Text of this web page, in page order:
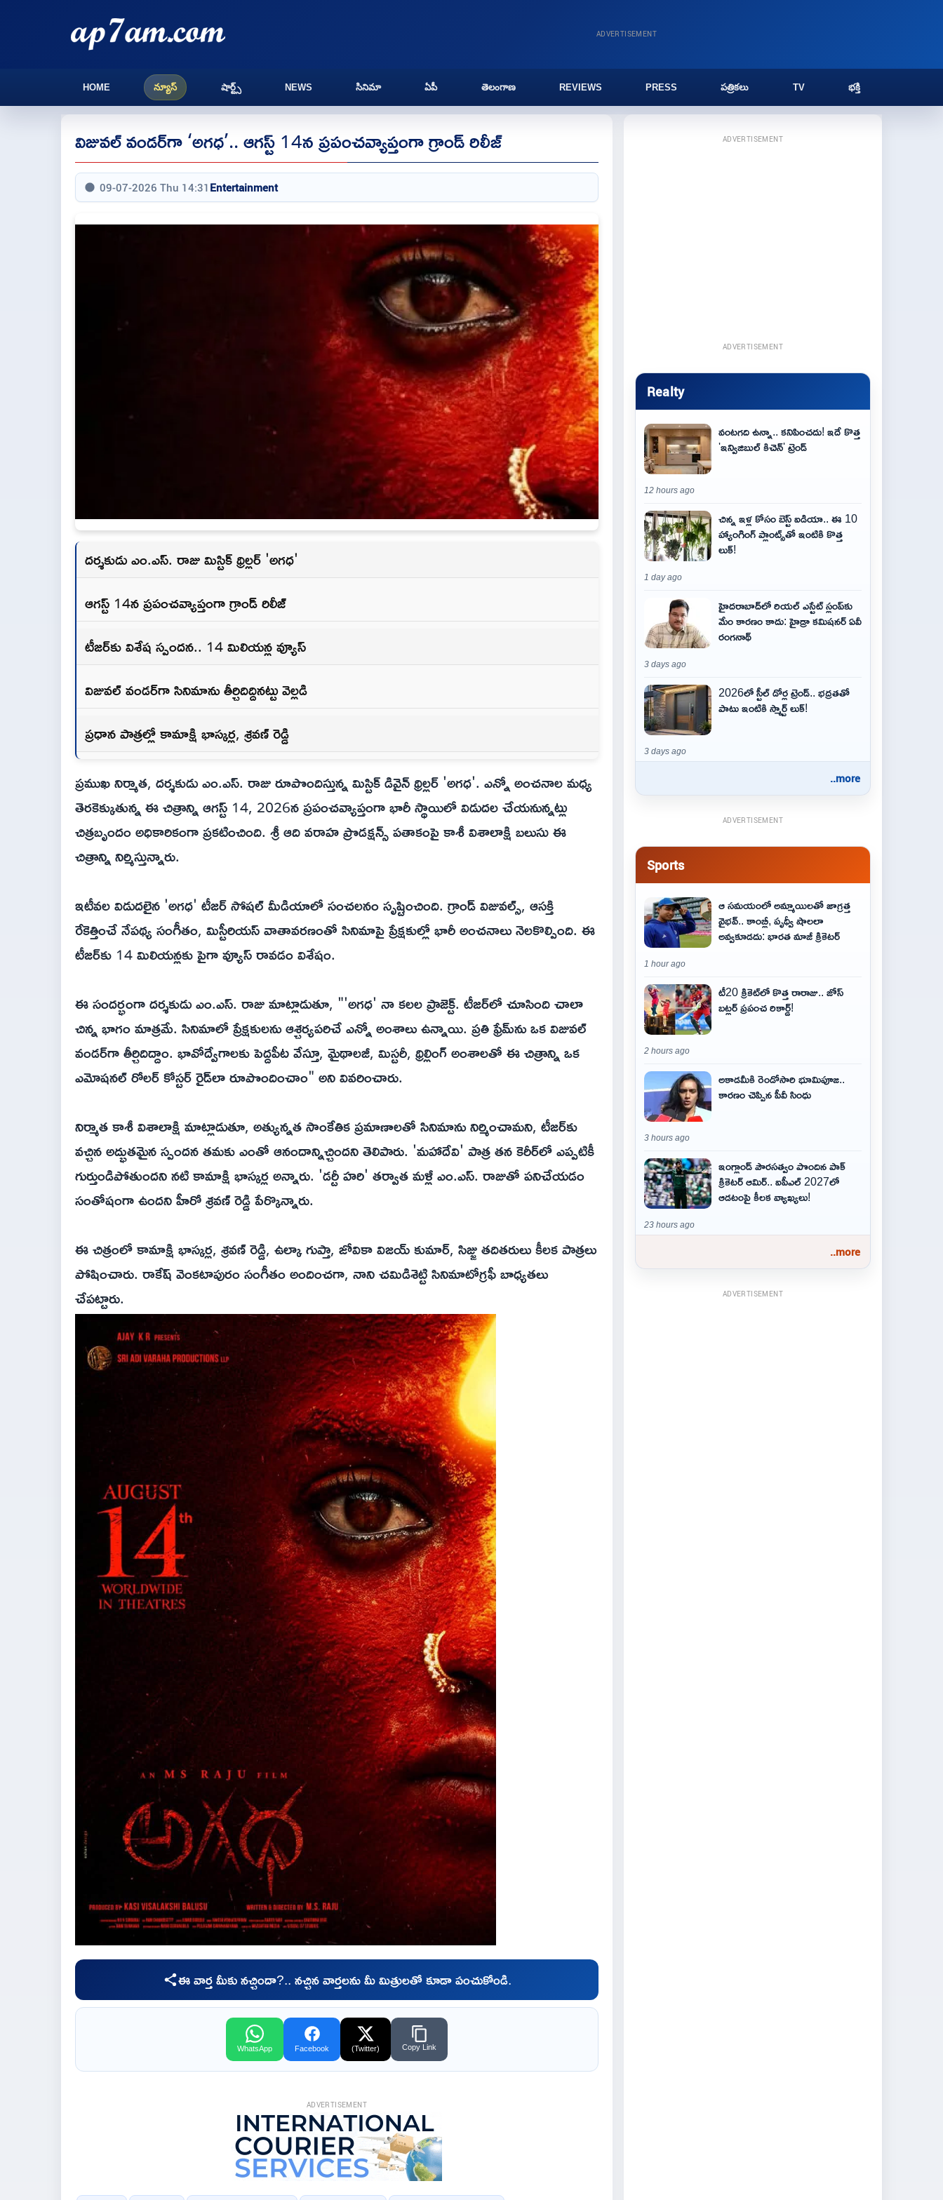
ADVERTISEMENT
HOME న్యూస్ షార్ట్స్ NEWS సినిమా ఏపీ తెలంగాణ REVIEWS PRESS పత్రికలు TV భక్తి
విజువల్ వండర్‌గా ‘అగధ’.. ఆగస్ట్ 14న ప్రపంచవ్యాప్తంగా గ్రాండ్ రిలీజ్
09-07-2026 Thu 14:31 Entertainment
దర్శకుడు ఎం.ఎస్. రాజు మిస్టిక్ థ్రిల్లర్ 'అగధ'
ఆగస్ట్ 14న ప్రపంచవ్యాప్తంగా గ్రాండ్ రిలీజ్
టీజర్‌కు విశేష స్పందన.. 14 మిలియన్ల వ్యూస్
విజువల్ వండర్‌గా సినిమాను తీర్చిదిద్దినట్టు వెల్లడి
ప్రధాన పాత్రల్లో కామాక్షి భాస్కర్ల, శ్రవణ్ రెడ్డి
ప్రముఖ నిర్మాత, దర్శకుడు ఎం.ఎస్. రాజు రూపొందిస్తున్న మిస్టిక్ డివైన్ థ్రిల్లర్ 'అగధ'. ఎన్నో అంచనాల మధ్య
తెరకెక్కుతున్న ఈ చిత్రాన్ని ఆగస్ట్ 14, 2026న ప్రపంచవ్యాప్తంగా భారీ స్థాయిలో విడుదల చేయనున్నట్లు
చిత్రబృందం అధికారికంగా ప్రకటించింది. శ్రీ ఆది వరాహ ప్రొడక్షన్స్ పతాకంపై కాశీ విశాలాక్షి బలుసు ఈ
చిత్రాన్ని నిర్మిస్తున్నారు.
ఇటీవల విడుదలైన 'అగధ' టీజర్ సోషల్ మీడియాలో సంచలనం సృష్టించింది. గ్రాండ్ విజువల్స్, ఆసక్తి
రేకెత్తించే నేపథ్య సంగీతం, మిస్టీరియస్ వాతావరణంతో సినిమాపై ప్రేక్షకుల్లో భారీ అంచనాలు నెలకొల్పింది. ఈ
టీజర్‌కు 14 మిలియన్లకు పైగా వ్యూస్ రావడం విశేషం.
ఈ సందర్భంగా దర్శకుడు ఎం.ఎస్. రాజు మాట్లాడుతూ, "'అగధ' నా కలల ప్రాజెక్ట్. టీజర్‌లో చూసింది చాలా
చిన్న భాగం మాత్రమే. సినిమాలో ప్రేక్షకులను ఆశ్చర్యపరిచే ఎన్నో అంశాలు ఉన్నాయి. ప్రతి ఫ్రేమ్‌ను ఒక విజువల్
వండర్‌గా తీర్చిదిద్దాం. భావోద్వేగాలకు పెద్దపీట వేస్తూ, మైథాలజీ, మిస్టరీ, థ్రిల్లింగ్ అంశాలతో ఈ చిత్రాన్ని ఒక
ఎమోషనల్ రోలర్ కోస్టర్ రైడ్‌లా రూపొందించాం" అని వివరించారు.
నిర్మాత కాశీ విశాలాక్షి మాట్లాడుతూ, అత్యున్నత సాంకేతిక ప్రమాణాలతో సినిమాను నిర్మించామని, టీజర్‌కు
వచ్చిన అద్భుతమైన స్పందన తమకు ఎంతో ఆనందాన్నిచ్చిందని తెలిపారు. 'మహాదేవి' పాత్ర తన కెరీర్‌లో ఎప్పటికీ
గుర్తుండిపోతుందని నటి కామాక్షి భాస్కర్ల అన్నారు. 'డర్టీ హరి' తర్వాత మళ్లీ ఎం.ఎస్. రాజుతో పనిచేయడం
సంతోషంగా ఉందని హీరో శ్రవణ్ రెడ్డి పేర్కొన్నారు.
ఈ చిత్రంలో కామాక్షి భాస్కర్ల, శ్రవణ్ రెడ్డి, ఉల్కా గుప్తా, జోవికా విజయ్ కుమార్, సిజ్జు తదితరులు కీలక పాత్రలు
పోషించారు. రాకేష్ వెంకటాపురం సంగీతం అందించగా, నాని చమిడిశెట్టి సినిమాటోగ్రఫీ బాధ్యతలు
చేపట్టారు.
ఈ వార్త మీకు నచ్చిందా?.. నచ్చిన వార్తలను మీ మిత్రులతో కూడా పంచుకోండి.
WhatsApp Facebook (Twitter) Copy Link
ADVERTISEMENT
ADVERTISEMENT
ADVERTISEMENT
Realty
వంటగది ఉన్నా.. కనిపించదు! ఇదే కొత్త
'ఇన్విజిబుల్ కిచెన్' ట్రెండ్
12 hours ago
చిన్న ఇళ్ల కోసం బెస్ట్ ఐడియా.. ఈ 10
హ్యాంగింగ్ ప్లాంట్స్‌తో ఇంటికి కొత్త
లుక్!
1 day ago
హైదరాబాద్‌లో రియల్ ఎస్టేట్ స్లంప్‌కు
మేం కారణం కాదు: హైడ్రా కమిషనర్ ఏవీ
రంగనాథ్
3 days ago
2026లో స్టీల్ డోర్ల ట్రెండ్.. భద్రతతో
పాటు ఇంటికి స్మార్ట్ లుక్!
3 days ago
..more
ADVERTISEMENT
Sports
ఆ స‌మ‌యంలో అమ్మాయిల‌తో జాగ్ర‌త్త‌
వైభ‌వ్‌.. కాంబ్లీ, పృథ్వీ షాలలా
అవ్వ‌కూడ‌దు: భార‌త మాజీ క్రికెట‌ర్‌
1 hour ago
టీ20 క్రికెట్‌లో కొత్త రారాజు.. జోస్
బట్లర్ ప్ర‌పంచ రికార్డ్‌!
2 hours ago
అకాడమీకి రెండోసారి భూమిపూజ..
కారణం చెప్పిన పీవీ సింధు
3 hours ago
ఇంగ్లాండ్ పౌరసత్వం పొందిన పాక్
క్రికెటర్ ఆమిర్.. ఐపీఎల్ 2027లో
ఆడటంపై కీలక వ్యాఖ్యలు!
23 hours ago
..more
ADVERTISEMENT